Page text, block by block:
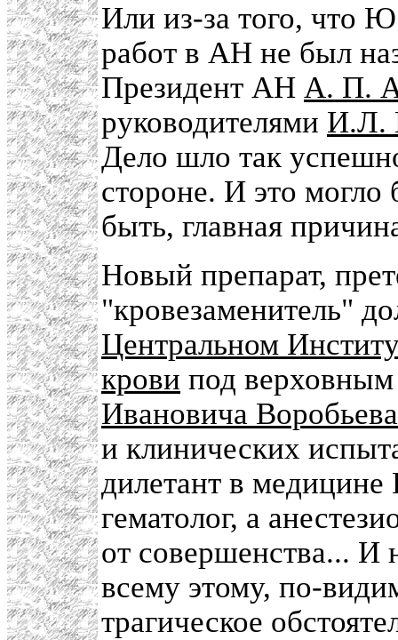
Или из-за того, что
работ в АН не был
Президент АН А. П.
руководителями И.Л.
Дело шло так
стороне. И это
быть, главная
Новый препарат,
"кровезаменитель"
Центральном
крови под
Ивановича Воробьева
и клинических
дилетант в
гематолог, а
от совершенства...
всему этому, по-
трагическое